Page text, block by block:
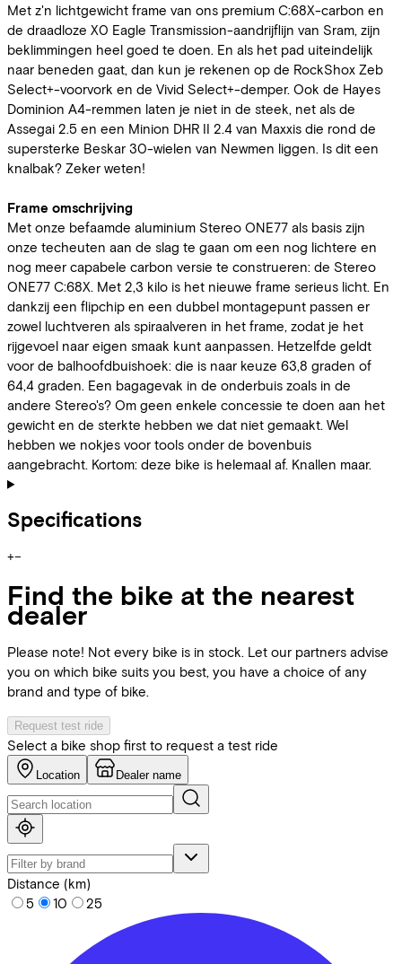
Met z'n lichtgewicht frame van ons premium C:68X-carbon en
de draadloze X0 Eagle Transmission-aandrijflijn van Sram, zijn
beklimmingen heel goed te doen. En als het pad uiteindelijk
naar beneden gaat, dan kun je rekenen op de RockShox Zeb
Select+-voorvork en de Vivid Select+-demper. Ook de Hayes
Dominion A4-remmen laten je niet in de steek, net als de
Assegai 2.5 en een Minion DHR II 2.4 van Maxxis die rond de
supersterke Beskar 30-wielen van Newmen liggen. Is dit een
knalbak? Zeker weten!
Frame omschrijving
Met onze befaamde aluminium Stereo ONE77 als basis zijn
onze techeuten aan de slag te gaan om een nog lichtere en
nog meer capabele carbon versie te construeren: de Stereo
ONE77 C:68X. Met 2,3 kilo is het nieuwe frame serieus licht. En
dankzij een flipchip en een dubbel montagepunt passen er
zowel luchtveren als spiraalveren in het frame, zodat je het
rijgevoel naar eigen smaak kunt aanpassen. Hetzelfde geldt
voor de balhoofdbuishoek: die is naar keuze 63,8 graden of
64,4 graden. Een bagagevak in de onderbuis zoals in de
andere Stereo's? Om geen enkele concessie te doen aan het
gewicht en de sterkte hebben we dat niet gemaakt. Wel
hebben we nokjes voor tools onder de bovenbuis
aangebracht. Kortom: deze bike is helemaal af. Knallen maar.
Specifications
+−
Find the bike at the nearest
dealer
Please note! Not every bike is in stock. Let our partners advise
you on which bike suits you best, you have a choice of any
brand and type of bike.
Request test ride
Select a bike shop first to request a test ride
Location Dealer name
Distance (km)
5
10 25